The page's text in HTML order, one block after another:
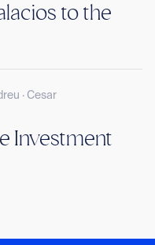
to the
· Cesar
Investment